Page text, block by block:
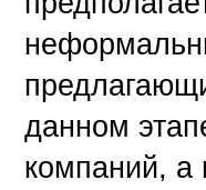
данном
компаний, а